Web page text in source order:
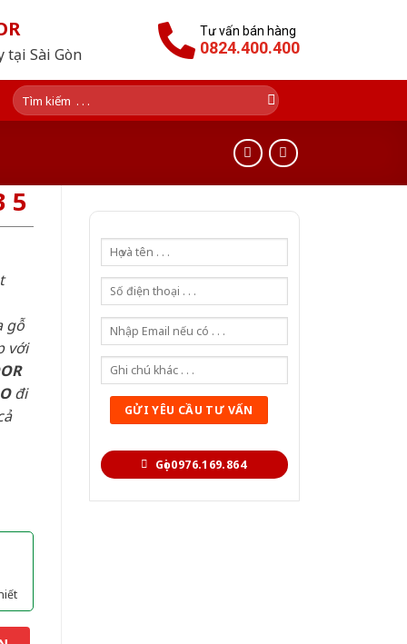
tại Sài Gòn
Tư vấn bán hàng
0824.400.400
Tìm
kiếm:
Gọi 0976.169.864
5
gỗ
với
đi